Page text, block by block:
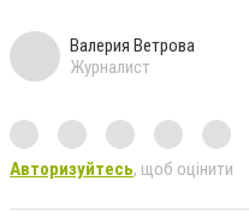
Валерия Ветрова
Журналист
Авторизуйтесь, щоб оцінити